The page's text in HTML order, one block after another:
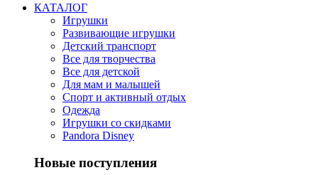
КАТАЛОГ
Игрушки
Развивающие игрушки
Детский транспорт
Все для творчества
Все для детской
Для мам и малышей
Спорт и активный отдых
Одежда
Игрушки со скидками
Pandora Disney
Новые поступления